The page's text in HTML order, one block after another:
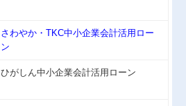
さわやか・TKC中小企業会計活用ロー
ン
ひがしん中小企業会計活用ローン